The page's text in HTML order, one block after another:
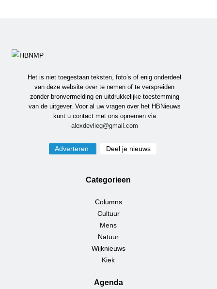
Het is niet toegestaan teksten, foto’s of enig onderdeel
van deze website over te nemen of te verspreiden
zonder bronvermelding en uitdrukkelijke toestemming
van de uitgever. Voor al uw vragen over het HBNieuws
kunt u contact met ons opnemen via
alexdevlieg@gmail.com
Adverteren Deel je nieuws
Categorieen
Columns
Cultuur
Mens
Natuur
Wijknieuws
Kiek
Agenda